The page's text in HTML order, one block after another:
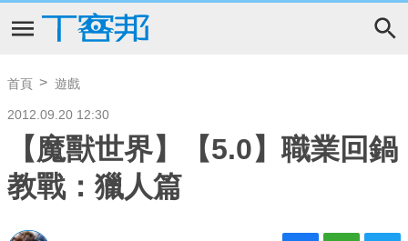
首頁 遊戲
2012.09.20 12:30
【魔獸世界】【5.0】職業回鍋
教戰：獵人篇